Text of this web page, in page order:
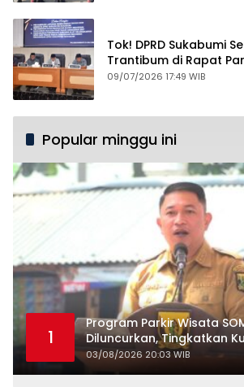
Tok! DPRD Sukabumi
Trantibum di Rapat
09/07/2026 17:49 WIB
Popular minggu ini
1
Program Parkir Wisata
Diluncurkan, Tingkatkan
Kepariwisataan
03/08/2026 20:03 WIB